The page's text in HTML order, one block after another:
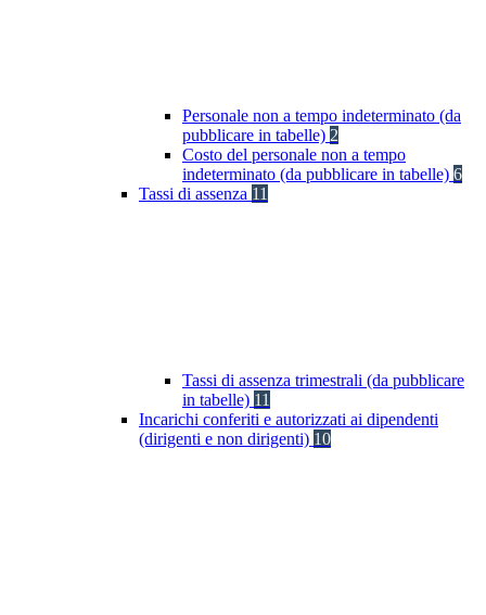
Personale non a tempo indeterminato (da
pubblicare in tabelle) 2
Costo del personale non a tempo
indeterminato (da pubblicare in tabelle) 6
Tassi di assenza 11
Tassi di assenza trimestrali (da pubblicare
in tabelle) 11
Incarichi conferiti e autorizzati ai dipendenti
(dirigenti e non dirigenti) 10